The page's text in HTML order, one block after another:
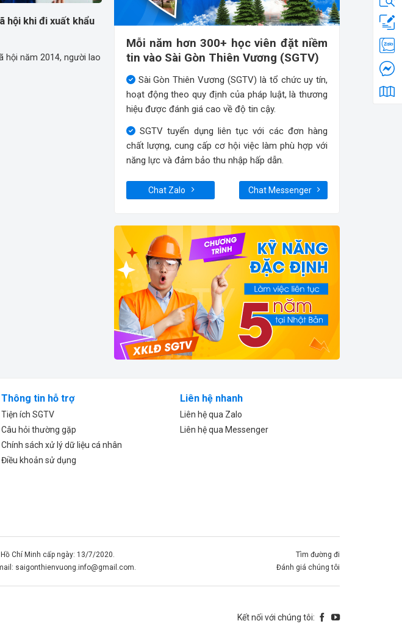
hội khi đi xuất khẩu
hội năm 2014, người lao
Mỗi năm hơn 300+ học viên đặt niềm
tin vào Sài Gòn Thiên Vương (SGTV)
Sài Gòn Thiên Vương (SGTV) là tổ chức uy tín,
hoạt động theo quy định của pháp luật, là thương
hiệu được đánh giá cao về độ tin cậy.
SGTV tuyển dụng liên tục với các đơn hàng
chất lượng, cung cấp cơ hội việc làm phù hợp với
năng lực và đảm bảo thu nhập hấp dẫn.
Chat Zalo Chat Messenger
Thông tin hỗ trợ
Tiện ích SGTV
Câu hỏi thường gặp
Chính sách xử lý dữ liệu cá nhân
Điều khoản sử dụng
Liên hệ nhanh
Liên hệ qua Zalo
Liên hệ qua Messenger
Chí Minh cấp ngày: 13/7/2020.
saigonthienvuong.info@gmail.com
Tìm đường đi
Đánh giá chúng tôi
Kết nối với chúng tôi: